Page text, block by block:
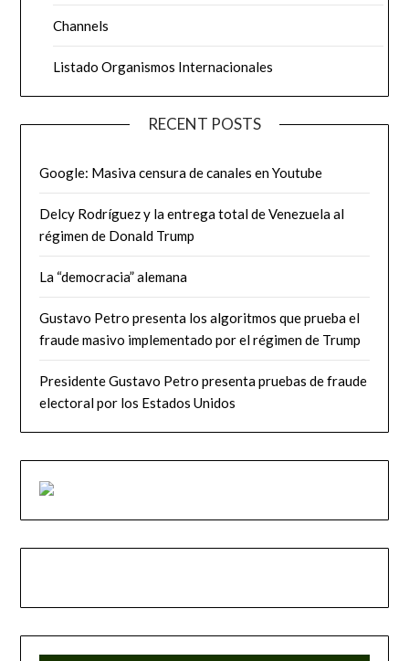
Channels
Listado Organismos Internacionales
RECENT POSTS
Google: Masiva censura de canales en Youtube
Delcy Rodríguez y la entrega total de Venezuela al
régimen de Donald Trump
La “democracia” alemana
Gustavo Petro presenta los algoritmos que prueba el
fraude masivo implementado por el régimen de Trump
Presidente Gustavo Petro presenta pruebas de fraude
electoral por los Estados Unidos